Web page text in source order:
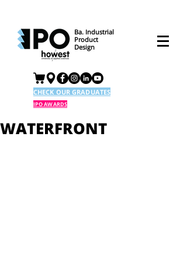
Ba. Industrial
Product
Design
CHECK OUR GRADUATES
IPO AWARDS
WATERFRONT